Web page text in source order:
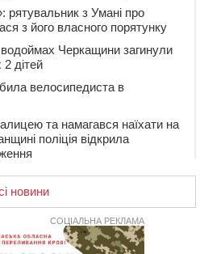
з Умані про
з його власного порятунку
водоймах Черкащини загинули
дітей
велосипедиста в
та намагався наїхати на
поліція відкрила
укриття та STEM: Черкаси
до нового навчального року
нагороди української
новини
СОЦІАЛЬНА РЕКЛАМА